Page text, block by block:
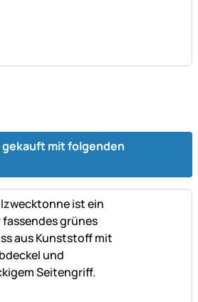
mit folgenden
abgegeben